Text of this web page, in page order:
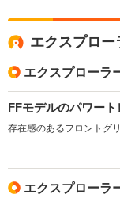
エクスプロー
エクスプローラ
FFモデルのパワー
エクスプローラ